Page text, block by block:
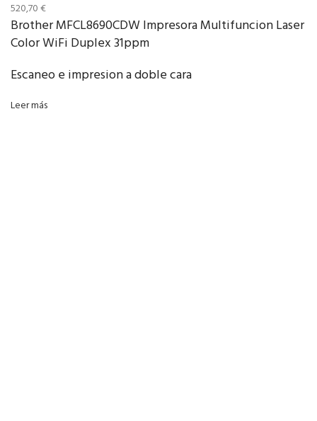
520,70€
Brother MFCL8690CDW Impresora Multifuncion Laser
Color WiFi Duplex 31ppm
Escaneo e impresion a doble cara
Leer más